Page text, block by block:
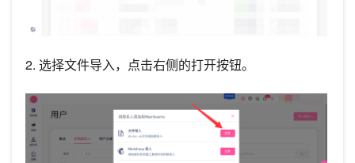
2. 选择文件导入，点击右侧的打开按钮。